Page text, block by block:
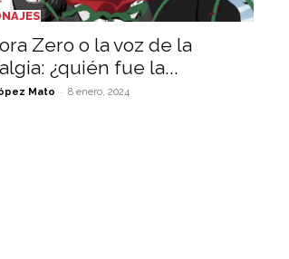
Zero o la voz de la
¿quién fue la...
Mato - 8 enero, 2024